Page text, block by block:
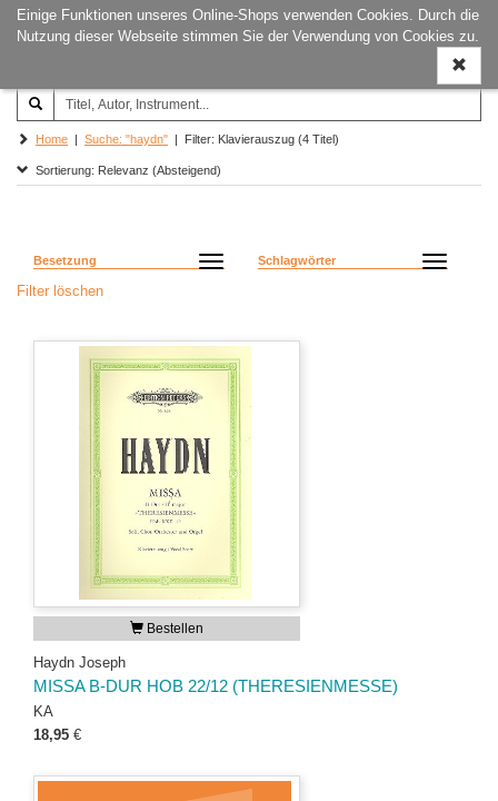
Einige Funktionen unseres Online-Shops verwenden Cookies. Durch die
Nutzung dieser Webseite stimmen Sie der Verwendung von Cookies zu.
ein-/
Joachim‐Trekel‐Musikverlag,
Hamburg
Home | Suche: "haydn" | Filter: Klavierauszug (4 Titel)
Sortierung: Relevanz (Absteigend)
Besetzung Schlagwörter
Filter löschen
Bestellen
Haydn Joseph
MISSA B-DUR HOB 22/12 (THERESIENMESSE)
KA
18,95 €